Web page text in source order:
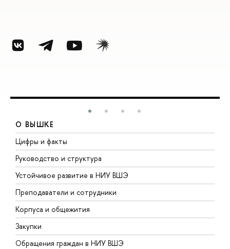
О ВЫШКЕ
Цифры и факты
Руководство и структура
Устойчивое развитие в НИУ ВШЭ
Преподаватели и сотрудники
Корпуса и общежития
Закупки
Обращения граждан в НИУ ВШЭ